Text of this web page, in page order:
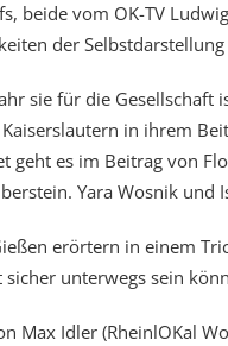
beide vom OK-TV
der
sie für die Gesellschaft
in ihrem
es im Beitrag von
Yara Wosnik und
erörtern in einem
unterwegs sein
Max Idler (RheinlOKal